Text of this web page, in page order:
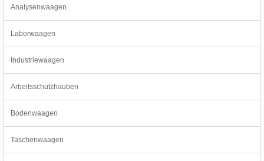
Analysenwaagen
Laborwaagen
Industriewaagen
Arbeitsschutzhauben
Bodenwaagen
Taschenwaagen